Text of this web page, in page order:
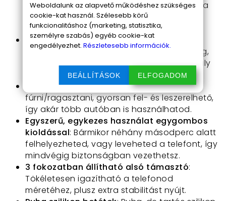
függőlegesen is tökéletes rálátást biztosít a
kijelződön, legyen szó navigációról vagy
zenehallgatásról.
Univerzális méret: 4-től 7 colos telefonig
bármit megtart, legyen az iPhone, Samsung,
Xiaomi, Huawei vagy OnePlus – nem akadály
neki az sem, ha a készüléked tokban van.
Szellőzőrácsra rögzíthető:Nem kell
fúrni/ragasztani, gyorsan fel- és leszerelhető,
így akár több autóban is használhatod.
Egyszerű, egykezes használat egygombos
kioldással: Bármikor néhány másodperc alatt
felhelyezheted, vagy leveheted a telefont, így
mindvégig biztonságban vezethetsz.
3 fokozatban állítható alsó támasztó:
Tökéletesen igazítható a telefonod
méretéhez, plusz extra stabilitást nyújt.
Weboldalunk az alapvető működéshez szükséges
cookie-kat használ. Szélesebb körű
funkcionalitáshoz (marketing, statisztika,
személyre szabás) egyéb cookie-kat
engedélyezhet. Részletesebb információk.
BEÁLLÍTÁSOK ELFOGADOM